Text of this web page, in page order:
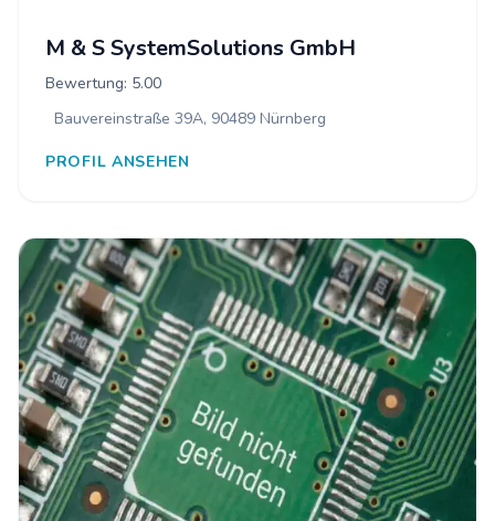
M & S SystemSolutions GmbH
Bewertung: 5.00
Bauvereinstraße 39A, 90489 Nürnberg
PROFIL ANSEHEN